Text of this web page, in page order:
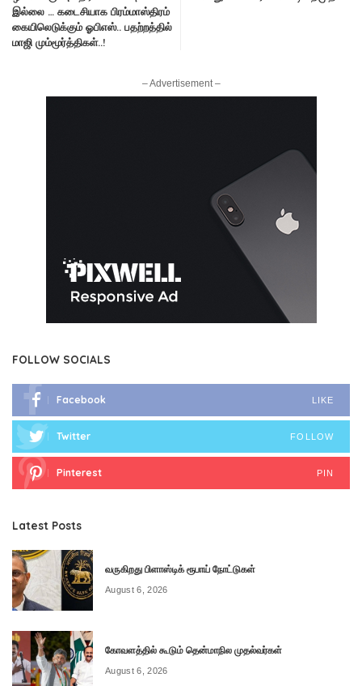
இல்லை … கடைசியாக பிரம்மாஸ்திரம்
கையிலெடுக்கும் ஓபிஎஸ்.. பதற்றத்தில்
மாஜி மும்மூர்த்திகள்..!
– Advertisement –
FOLLOW SOCIALS
Facebook LIKE
Twitter FOLLOW
Pinterest PIN
Latest Posts
வருகிறது பிளாஸ்டிக் ரூபாய் நோட்டுகள்
August 6, 2026
கோவளத்தில் கூடும் தென்மாநில முதல்வர்கள்
August 6, 2026